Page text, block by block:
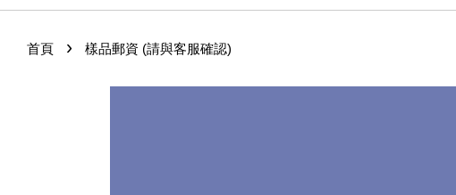
首頁 › 樣品郵資 (請與客服確認)